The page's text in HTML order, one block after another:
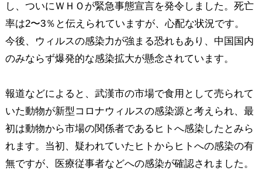
し、ついにＷＨＯが緊急事態宣言を発令しました。死亡
率は2〜3％と伝えられていますが、心配な状況です。
今後、ウィルスの感染力が強まる恐れもあり、中国国内
のみならず爆発的な感染拡大が懸念されています。
報道などによると、武漢市の市場で食用として売られて
いた動物が新型コロナウィルスの感染源と考えられ、最
初は動物から市場の関係者であるヒトへ感染したとみら
れます。当初、疑われていたヒトからヒトへの感染の有
無ですが、医療従事者などへの感染が確認されました。